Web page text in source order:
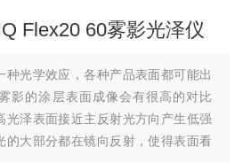
Flex20 60雾影光泽仪
种光学效应，各种产品表面都可能出
影的涂层表面成像会有很高的对比
光泽表面接近主反射光方向产生低强
的大部分都在镜向反射，使得表面看